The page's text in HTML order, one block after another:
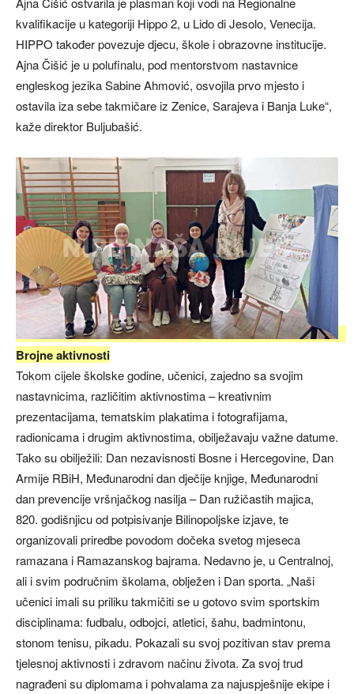
kvalifikacije u kategoriji Hippo 2, u Lido di Jesolo, Venecija.
HIPPO također povezuje djecu, škole i obrazovne institucije.
Ajna Čišić je u polufinalu, pod mentorstvom nastavnice
engleskog jezika Sabine Ahmović, osvojila prvo mjesto i
ostavila iza sebe takmičare iz Zenice, Sarajeva i Banja Luke“,
kaže direktor Buljubašić.
Brojne aktivnosti
Tokom cijele školske godine, učenici, zajedno sa svojim
nastavnicima, različitim aktivnostima – kreativnim
prezentacijama, tematskim plakatima i fotografijama,
radionicama i drugim aktivnostima, obilježavaju važne datume.
Tako su obilježili: Dan nezavisnosti Bosne i Hercegovine, Dan
Armije RBiH, Međunarodni dan dječije knjige, Međunarodni
dan prevencije vršnjačkog nasilja – Dan ružičastih majica,
820. godišnjicu od potpisivanje Bilinopoljske izjave, te
organizovali priredbe povodom dočeka svetog mjeseca
ramazana i Ramazanskog bajrama. Nedavno je, u Centralnoj,
ali i svim područnim školama, oblježen i Dan sporta. „Naši
učenici imali su priliku takmičiti se u gotovo svim sportskim
disciplinama: fudbalu, odbojci, atletici, šahu, badmintonu,
stonom tenisu, pikadu. Pokazali su svoj pozitivan stav prema
tjelesnoj aktivnosti i zdravom načinu života. Za svoj trud
nagrađeni su diplomama i pohvalama za najuspješnije ekipe i